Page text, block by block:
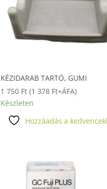
KÉZIDARAB TARTÓ, GUMI
1 750 Ft (1 378 Ft+ÁFA)
Készleten
Hozzáadás a